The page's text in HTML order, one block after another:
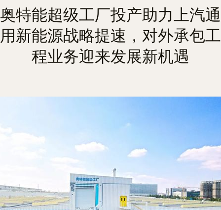
奥特能超级工厂投产助力上汽通
用新能源战略提速，对外承包工
程业务迎来发展新机遇